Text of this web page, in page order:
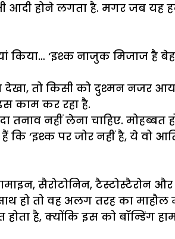
आदी होने लगता है. मगर जब
किया… ‘इश्क नाजुक मिजाज है
देखा, तो किसी को दुश्मन नजर
काम कर रहा है.
नहीं लेना चाहिए. मोहब्बत
‘इश्क पर जोर नहीं है, ये वो
सैरोटोनिन, टैस्टोस्टैरोन और
हो तो वह अलग तरह का
है, क्योंकि इस को बॉन्डिंग